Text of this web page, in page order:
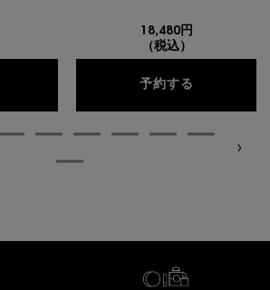
ピュアショット リロード クリーム
18,480円
（税込）
予約する